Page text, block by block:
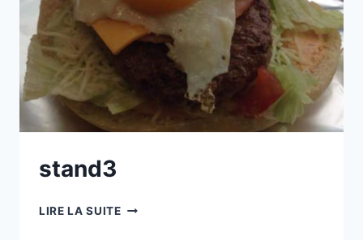
stand3
LIRE LA SUITE STAND3